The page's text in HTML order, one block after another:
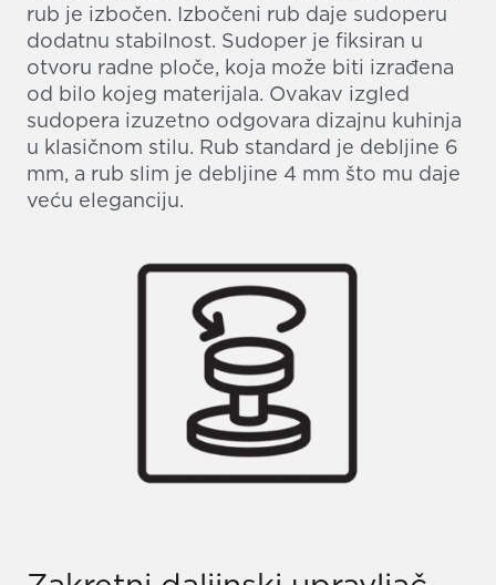
rub je izbočen. Izbočeni rub daje sudoperu
dodatnu stabilnost. Sudoper je fiksiran u
otvoru radne ploče, koja može biti izrađena
od bilo kojeg materijala. Ovakav izgled
sudopera izuzetno odgovara dizajnu kuhinja
u klasičnom stilu. Rub standard je debljine 6
mm, a rub slim je debljine 4 mm što mu daje
veću eleganciju.